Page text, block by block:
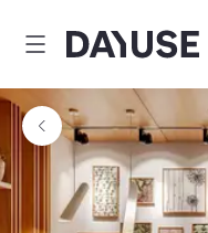
Dayuse